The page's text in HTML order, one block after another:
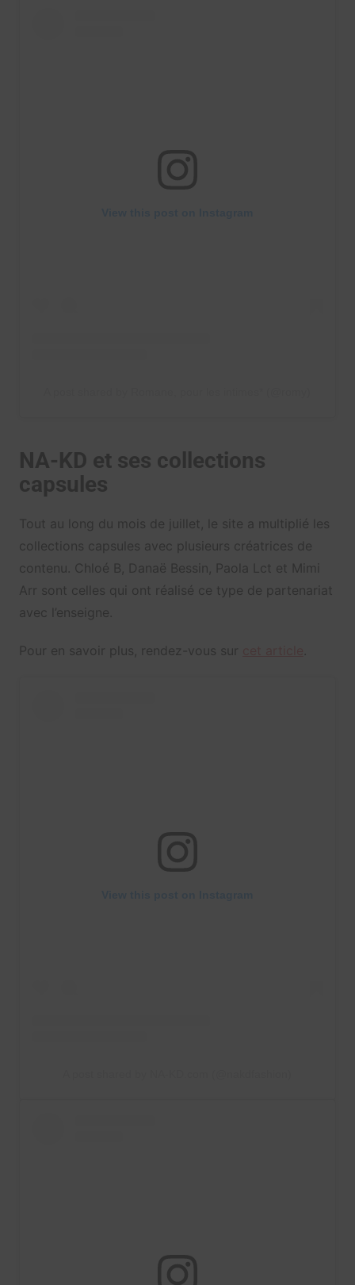
NA-KD et ses collections
capsules
Tout au long du mois de juillet, le site a multiplié les
collections capsules avec plusieurs créatrices de
contenu. Chloé B, Danaë Bessin, Paola Lct et Mimi
Arr sont celles qui ont réalisé ce type de partenariat
avec l’enseigne.
Pour en savoir plus, rendez-vous sur